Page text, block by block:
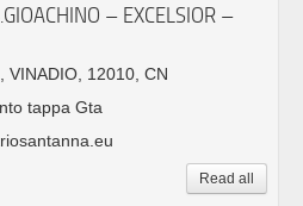
– EXCELSIOR –
VINADIO, 12010, CN
tappa Gta
Read all